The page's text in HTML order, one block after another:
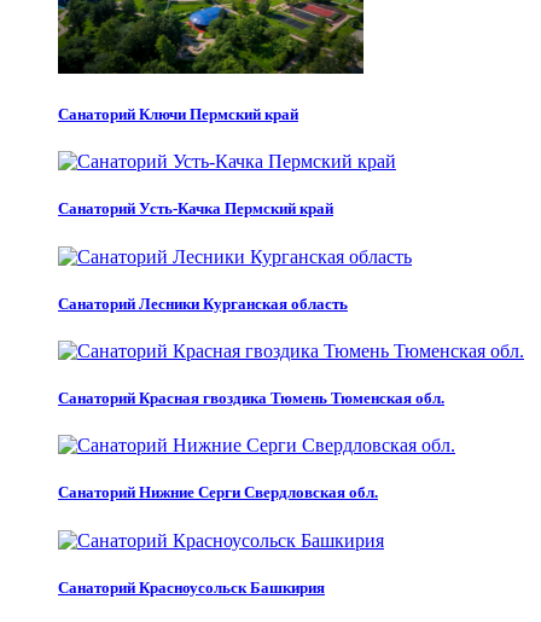
Санаторий Ключи Пермский край
Санаторий Усть-Качка Пермский край
Санаторий Лесники Курганская область
Санаторий Красная гвоздика Тюмень Тюменская обл.
Санаторий Нижние Серги Свердловская обл.
Санаторий Красноусольск Башкирия